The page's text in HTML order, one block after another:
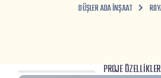
DÜŞLER ADA İNŞAAT
PROJE